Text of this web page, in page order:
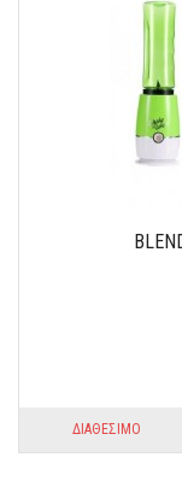
ΔΙΑΘΕΣΙΜΟ